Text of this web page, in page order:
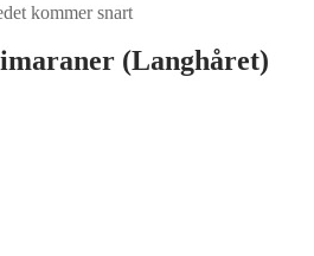
(Langhåret)